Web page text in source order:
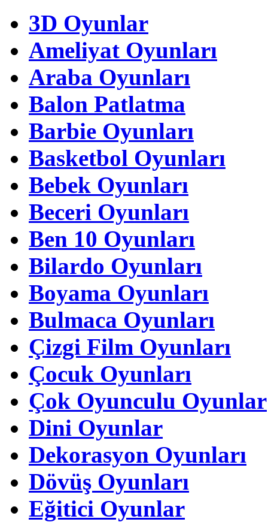
3D Oyunlar
Ameliyat Oyunları
Araba Oyunları
Balon Patlatma
Barbie Oyunları
Basketbol Oyunları
Bebek Oyunları
Beceri Oyunları
Ben 10 Oyunları
Bilardo Oyunları
Boyama Oyunları
Bulmaca Oyunları
Çizgi Film Oyunları
Çocuk Oyunları
Çok Oyunculu Oyunlar
Dini Oyunlar
Dekorasyon Oyunları
Dövüş Oyunları
Eğitici Oyunlar